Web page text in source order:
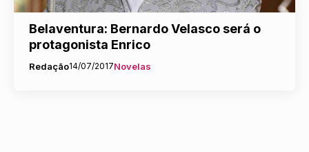
Belaventura: Bernardo Velasco será o
protagonista Enrico
Redação14/07/2017Novelas